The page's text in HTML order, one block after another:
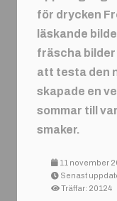
för drycken
läskande
fräscha bilder
att testa den
skapade en
sommar till
smaker.
11 november
Senast
Träffar: 20124